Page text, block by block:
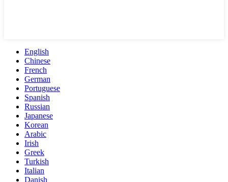
English
Chinese
French
German
Portuguese
Spanish
Russian
Japanese
Korean
Arabic
Irish
Greek
Turkish
Italian
Danish